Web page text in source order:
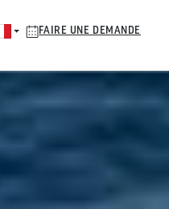
FAIRE UNE DEMANDE